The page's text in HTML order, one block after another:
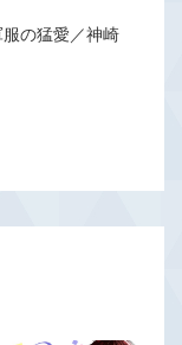
の猛愛／神崎